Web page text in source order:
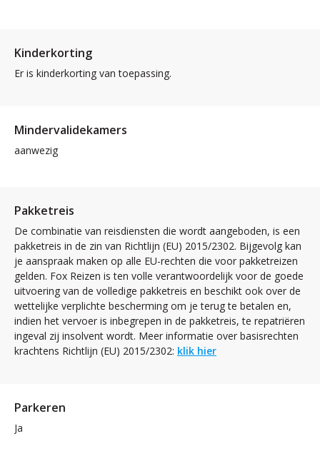
Kinderkorting
Er is kinderkorting van toepassing.
Mindervalidekamers
aanwezig
Pakketreis
De combinatie van reisdiensten die wordt aangeboden, is een
pakketreis in de zin van Richtlijn (EU) 2015/2302. Bijgevolg kan
je aanspraak maken op alle EU-rechten die voor pakketreizen
gelden. Fox Reizen is ten volle verantwoordelijk voor de goede
uitvoering van de volledige pakketreis en beschikt ook over de
wettelijke verplichte bescherming om je terug te betalen en,
indien het vervoer is inbegrepen in de pakketreis, te repatriëren
ingeval zij insolvent wordt. Meer informatie over basisrechten
krachtens Richtlijn (EU) 2015/2302: klik hier
Parkeren
Ja